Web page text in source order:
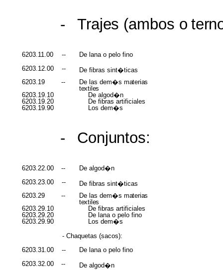
-
Trajes (ambos o
6203.11.00 --
De lana o pelo fino
6203.12.00
--
De fibras sint�ticas
6203.19
-- De las dem�s materias
textiles
6203.19.10
De algod�n
6203.19.20
De fibras artificiales
6203.19.90
Los dem�s
- Conjuntos:
6203.22.00 --
De algod�n
6203.23.00
--
De fibras sint�ticas
6203.29
-- De las dem�s materias
textiles
6203.29.10
De fibras artificiales
6203.29.20
De lana o pelo fino
6203.29.90
Los dem�s
- Chaquetas (sacos):
6203.31.00 --
De lana o pelo fino
6203.32.00
-- De algod�n